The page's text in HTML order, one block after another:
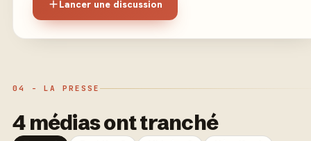
Lancer une discussion
04 - LA PRESSE
4 médias ont tranché